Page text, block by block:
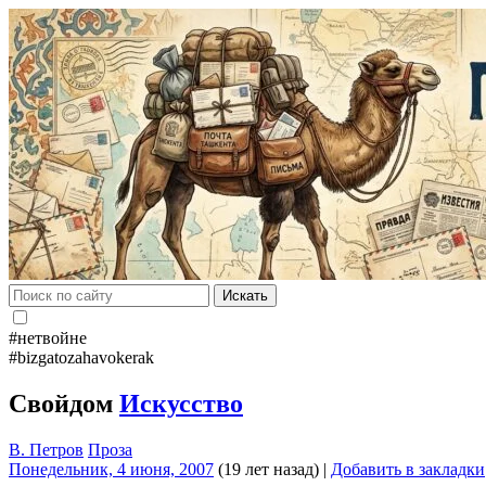
Искать
#нетвойне
#bizgatozahavokerak
Свойдом Искусство
В. Петров Проза
Понедельник, 4 июня, 2007 (19 лет назад) | Добавить в закладки